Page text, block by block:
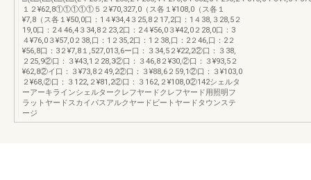
１２¥62,8①①①①①５２¥70,327,0（ス各１¥108,0（ス各１
¥7,8（ス各１¥50,0口：1４¥34,4３25,8２17,2口：1４38,３28,5２
19,0口：2４46,4３34,8２23,2口：2４¥56,0３¥42,0２28,0口：3
４¥76,0３¥57,0２38,口：1２35,2口：1２38,口：2２46,口：2２
¥56,8口：3２¥7,8１,527,013,6ー口：３34,5２¥22,2②口：３38,
２25,9②口：３¥43,1２28,3②口：３46,8２¥30,②口：３¥93,5２
¥62,8②イ口：３¥73,8２49,2②口：３¥88,6２59,1②口：３¥103,0
２¥68,②口：３122,２¥81,2②口：３162,２¥108,0②142シェルタ
ーアーキラインシェルタークレフヤードクレフヤード用照明フ
ラットヤードスカイパスアルクヤードビートヤードタウンステ
ージ